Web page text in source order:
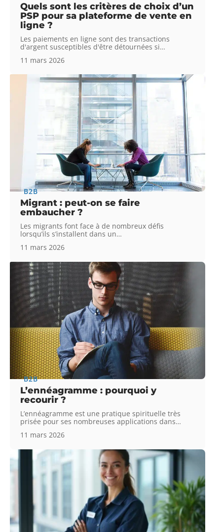
Quels sont les critères de choix d’un
PSP pour sa plateforme de vente en
ligne ?
Les paiements en ligne sont des transactions
d'argent susceptibles d'être détournées si…
11 mars 2026
B2B
Migrant : peut-on se faire
embaucher ?
Les migrants font face à de nombreux défis
lorsqu’ils s’installent dans un…
11 mars 2026
B2B
L’ennéagramme : pourquoi y
recourir ?
L’ennéagramme est une pratique spirituelle très
prisée pour ses nombreuses applications dans…
11 mars 2026